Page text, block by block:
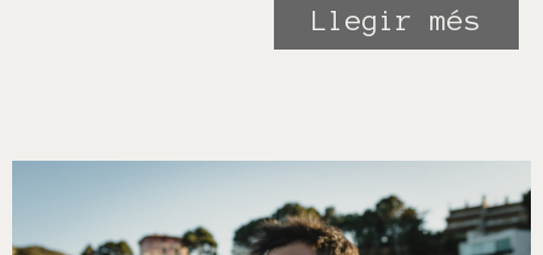
Llegir més